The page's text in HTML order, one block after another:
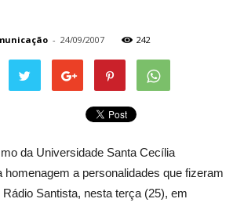
- 24/09/2007 242
da Universidade Santa Cecília
homenagem a personalidades que fizeram
Santista, nesta terça (25), em